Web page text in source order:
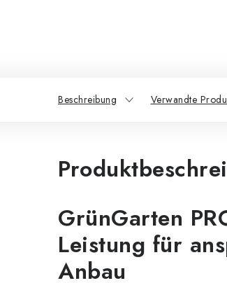
Beschreibung Verwandte
GrünGarten
Leistung für
Anbau